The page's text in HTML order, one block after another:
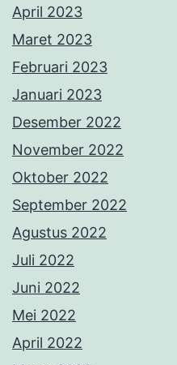
Maret 2022
Februari 2022
Januari 2022
Desember 2021
November 2021
Oktober 2021
September 2021
Agustus 2021
Juli 2021
Juni 2021
Mei 2021
April 2021
Maret 2021